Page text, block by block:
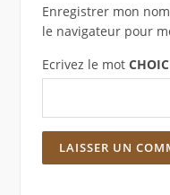
Enregistrer mon
le navigateur pour
Ecrivez le mot